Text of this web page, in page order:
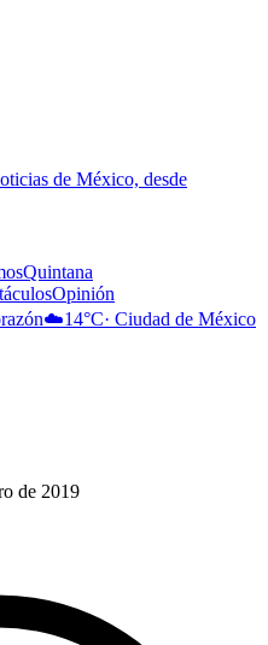
de México, desde
Quintana
Opinión
☁️14°C· Ciudad de México
de 2019